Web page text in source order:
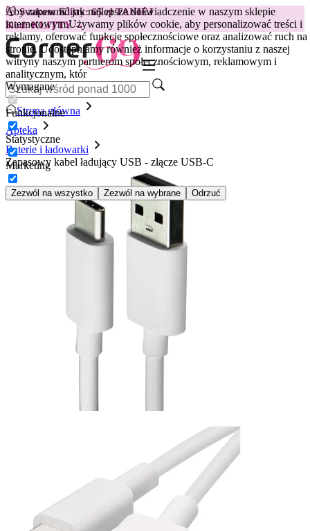
Aby zapewnić jak najlepsze doświadczenie w naszym sklepie
internetowym.Używamy plików cookie, aby personalizować treści i
reklamy, oferować funkcje społecznościowe oraz analizować ruch na
stronie. Udostępniamy również informacje o korzystaniu z naszej
witryny naszym partnerom społecznościowym, reklamowym i
analitycznym, któr
Wymagane
Funkcjonalne
Statystyczne
Marketing
Zezwól na wszystko Zezwól na wybrane Odrzuć
😽Svakom Klitty: 65 zł TANIEJ
Kod: KLITTY →
Strona główna
Apteka
Baterie i ładowarki
Zapasowy kabel ładujący USB - złącze USB-C